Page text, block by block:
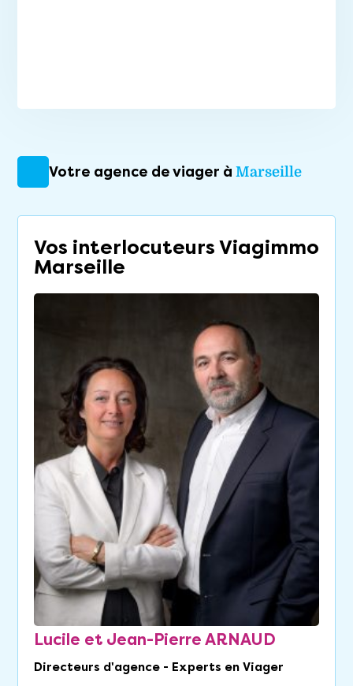
Votre agence de viager à Marseille
Vos interlocuteurs Viagimmo
Marseille
Lucile et Jean-Pierre ARNAUD
Directeurs d'agence - Experts en Viager